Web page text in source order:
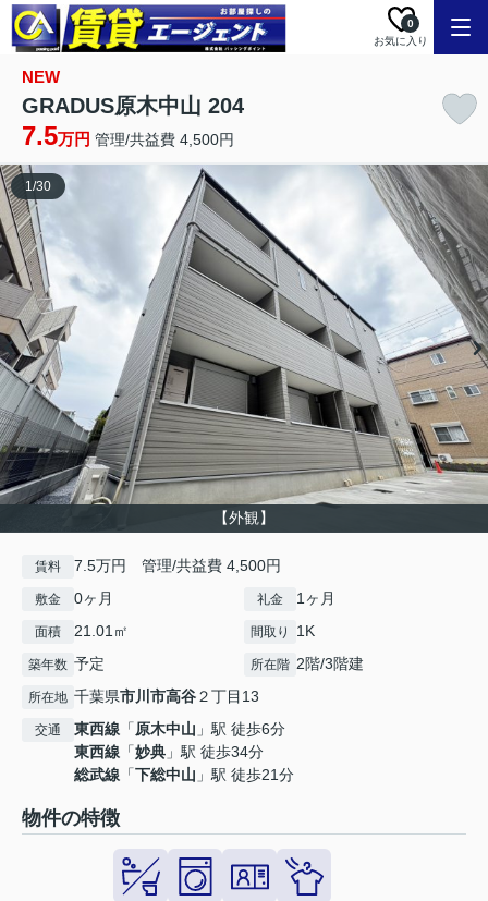
お気に入り
0
NEW
GRADUS原木中山 204
7.5万円 管理/共益費 4,500円
【外観】
1/30
賃料 7.5万円 管理/共益費 4,500円
敷金 0ヶ月 礼金 1ヶ月
面積 21.01㎡ 間取り 1K
築年数 予定 所在階 2階/3階建
所在地 千葉県市川市高谷２丁目13
交通 東西線 「原木中山 」駅 徒歩6分
東西線 「妙典 」駅 徒歩34分
総武線 「下総中山 」駅 徒歩21分
物件の特徴